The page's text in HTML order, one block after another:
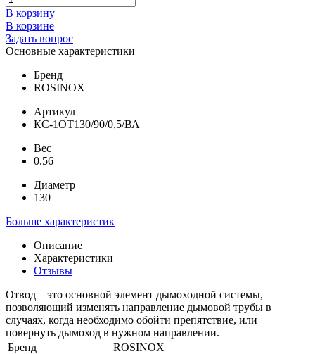
В корзину
В корзине
Задать вопрос
Основные характеристики
Бренд
ROSINOX
Артикул
КС-1ОТ130/90/0,5/ВА
Вес
0.56
Диаметр
130
Больше характеристик
Описание
Характеристики
Отзывы
Отвод – это основной элемент дымоходной системы,
позволяющий изменять направление дымовой трубы в
случаях, когда необходимо обойти препятствие, или
повернуть дымоход в нужном направлении.
Бренд
ROSINOX